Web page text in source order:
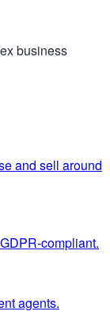
business
and sell around
compliant.
agents.